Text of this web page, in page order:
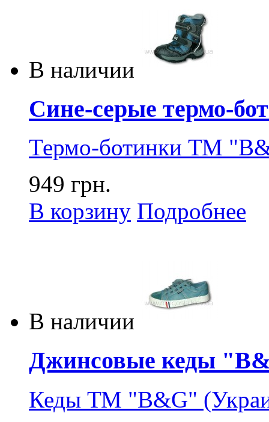
В наличии
Сине-серые термо-
Термо-ботинки ТМ
949 грн.
В корзину Подробнее
В наличии
Джинсовые кеды
Кеды ТМ "B&G"